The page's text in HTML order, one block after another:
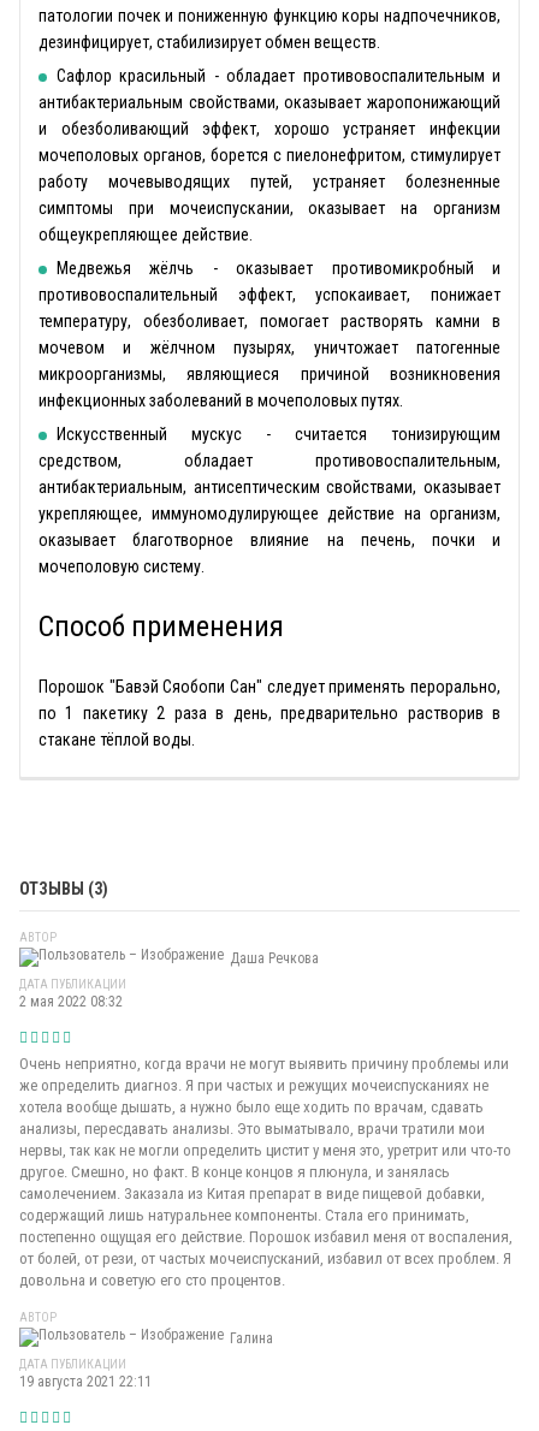
патологии почек и пониженную функцию коры надпочечников,
дезинфицирует, стабилизирует обмен веществ.
Сафлор красильный - обладает противовоспалительным и
антибактериальным свойствами, оказывает жаропонижающий
и обезболивающий эффект, хорошо устраняет инфекции
мочеполовых органов, борется с пиелонефритом, стимулирует
работу мочевыводящих путей, устраняет болезненные
симптомы при мочеиспускании, оказывает на организм
общеукрепляющее действие.
Медвежья жёлчь - оказывает противомикробный и
противовоспалительный эффект, успокаивает, понижает
температуру, обезболивает, помогает растворять камни в
мочевом и жёлчном пузырях, уничтожает патогенные
микроорганизмы, являющиеся причиной возникновения
инфекционных заболеваний в мочеполовых путях.
Искусственный мускус - считается тонизирующим
средством, обладает противовоспалительным,
антибактериальным, антисептическим свойствами, оказывает
укрепляющее, иммуномодулирующее действие на организм,
оказывает благотворное влияние на печень, почки и
мочеполовую систему.
Способ применения
Порошок "Бавэй Сяобопи Сан" следует применять перорально,
по 1 пакетику 2 раза в день, предварительно растворив в
стакане тёплой воды.
ОТЗЫВЫ (3)
АВТОР
Даша Речкова
ДАТА ПУБЛИКАЦИИ
2 мая 2022 08:32
Очень неприятно, когда врачи не могут выявить причину проблемы или
же определить диагноз. Я при частых и режущих мочеиспусканиях не
хотела вообще дышать, а нужно было еще ходить по врачам, сдавать
анализы, пересдавать анализы. Это выматывало, врачи тратили мои
нервы, так как не могли определить цистит у меня это, уретрит или что-то
другое. Смешно, но факт. В конце концов я плюнула, и занялась
самолечением. Заказала из Китая препарат в виде пищевой добавки,
содержащий лишь натуральнее компоненты. Стала его принимать,
постепенно ощущая его действие. Порошок избавил меня от воспаления,
от болей, от рези, от частых мочеиспусканий, избавил от всех проблем. Я
довольна и советую его сто процентов.
АВТОР
Галина
ДАТА ПУБЛИКАЦИИ
19 августа 2021 22:11